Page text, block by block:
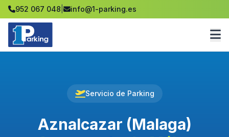
952 067 048 info@1-parking.es
Servicio de Parking
Aznalcazar (Malaga)